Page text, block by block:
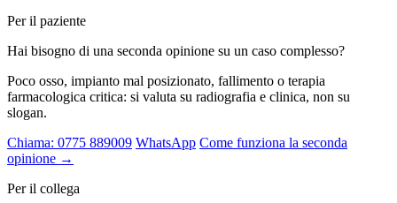
Per il paziente
Hai bisogno di una seconda opinione su un caso complesso?
Poco osso, impianto mal posizionato, fallimento o terapia
farmacologica critica: si valuta su radiografia e clinica, non su
slogan.
Chiama: 0775 889009 WhatsApp Come funziona la seconda
opinione →
Per il collega